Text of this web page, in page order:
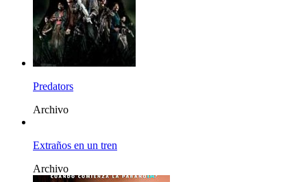
Predators
Archivo
Extraños en un tren
Archivo